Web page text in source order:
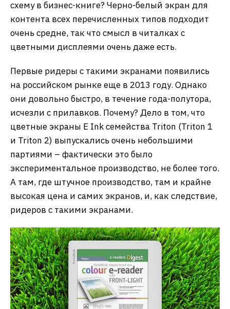
схему в бизнес-книге? Черно-белый экран для
контента всех перечисленных типов подходит
очень средне, так что смысл в читалках с
цветными дисплеями очень даже есть.
Первые ридеры с такими экранами появились
на российском рынке еще в 2013 году. Однако
они довольно быстро, в течение года-полутора,
исчезли с прилавков. Почему? Дело в том, что
цветные экраны E Ink семейства Triton (Triton 1
и Triton 2) выпускались очень небольшими
партиями – фактически это было
экспериментальное производство, не более того.
А там, где штучное производство, там и крайне
высокая цена и самих экранов, и, как следствие,
ридеров с такими экранами.